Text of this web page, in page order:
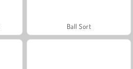
Ball Sort